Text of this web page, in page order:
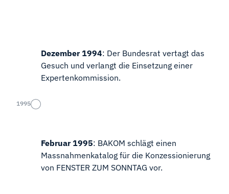
Dezember 1994: Der Bundesrat vertagt das
Gesuch und verlangt die Einsetzung einer
Expertenkommission.
1995
Februar 1995: BAKOM schlägt einen
Massnahmenkatalog für die Konzessionierung
von FENSTER ZUM SONNTAG vor.